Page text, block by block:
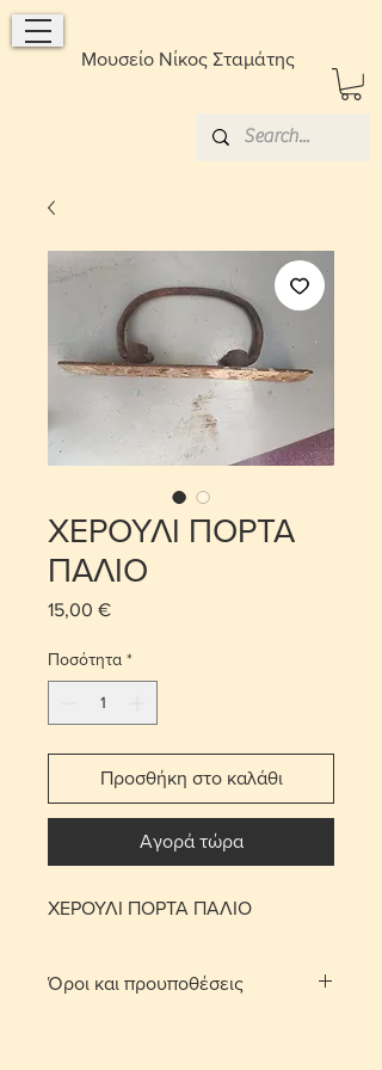
Μουσείο Νίκος Σταμάτης
ΧΕΡΟΥΛΙ ΠΟΡΤΑ
ΠΑΛΙΟ
15,00 €Τιμή
Ποσότητα *
Προσθήκη στο καλάθι
Αγορά τώρα
ΧΕΡΟΥΛΙ ΠΟΡΤΑ ΠΑΛΙΟ
Όροι και προυποθέσεις